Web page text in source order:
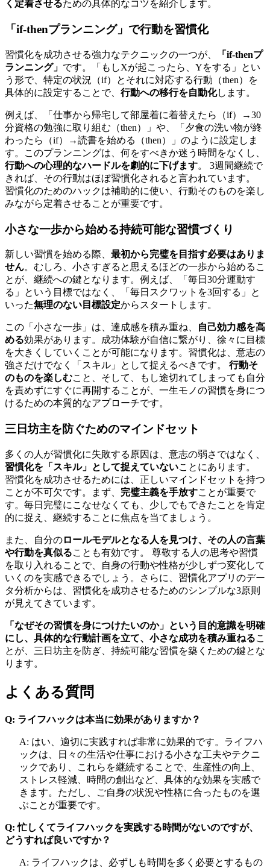
く定着させるための具体的なコツを紹介します。
「if-thenプランニング」で行動を習慣化
習慣化を成功させる強力なテクニックの一つが、
「if-thenプ
ランニング」 です。「もしXが起こったら、Yをする」とい
う形で、特定の状況（if）とそれに対応する行動（then）を
具体的に設定することで、 行動への移行を自動化します。
例えば、「仕事から帰宅して部屋着に着替えたら（if）→30
分資格の勉強に取り組む（then）」や、「夕食の洗い物が終
わったら（if）→読書を始める（then）」のように設定しま
す。このプランニングは、何をすべきか迷う時間をなくし、
行動への心理的なハードルを劇的に下げます。 3週間継続で
きれば、その行動はほぼ習慣化されると言われています。
習慣化のためのハックは補助的に使い、行動そのものを楽し
みながら定着させることが重要です。
小さな一歩から始める持続可能な習慣づくり
新しい習慣を始める際、 最初から完璧を目指す必要はありま
せん。むしろ、小さすぎると思えるほどの一歩から始めるこ
とが、継続への鍵となります。例えば、「毎日30分運動す
る」という目標ではなく、「毎日スクワットを3回する」と
いった無理のない目標設定からスタートします。
この「小さな一歩」は、達成感を積み重ね、
自己効力感を高
める効果があります。成功体験が自信に繋がり、徐々に目標
を大きくしていくことが可能になります。習慣化は、意志の
強さだけでなく「スキル」として捉えるべきです。 行動そ
のものを楽しむこと、そして、もし途切れてしまっても自分
を責めずにすぐに再開することが、一生モノの習慣を身につ
けるための本質的なアプローチです。
三日坊主を防ぐためのマインドセット
多くの人が習慣化に失敗する原因は、意志の弱さではなく、
習慣化を「スキル」として捉えていないことにあります。
習慣化を成功させるためには、正しいマインドセットを持つ
ことが不可欠です。まず、 完璧主義を手放すことが重要で
す。毎日完璧にこなせなくても、少しでもできたことを肯定
的に捉え、継続することに焦点を当てましょう。
また、自分のロールモデルとなる人を見つけ、その人の言葉
や行動を真似ることも有効です。 尊敬する人の思考や習慣
を取り入れることで、自身の行動や性格が少しずつ変化して
いくのを実感できるでしょう。さらに、習慣化アプリのデー
タ分析からは、習慣化を成功させるためのシンプルな3原則
が見えてきています。
「なぜその習慣を身につけたいのか」という目的意識を明確
にし、具体的な行動計画を立て、小さな成功を積み重ねるこ
とが、三日坊主を防ぎ、持続可能な習慣を築くための鍵とな
ります。
よくある質問
Q: ライフハックは本当に効果がありますか？
A: はい、適切に実践すれば非常に効果的です。ライフハ
ックは、日々の生活や仕事における小さな工夫やテクニ
ックであり、これらを継続することで、生産性の向上、
ストレス軽減、時間の創出など、具体的な効果を実感で
きます。ただし、ご自身の状況や性格に合ったものを選
ぶことが重要です。
Q: 忙しくてライフハックを実践する時間がないのですが、
どうすれば良いですか？
A: ライフハックは、必ずしも時間を多く必要とするもの